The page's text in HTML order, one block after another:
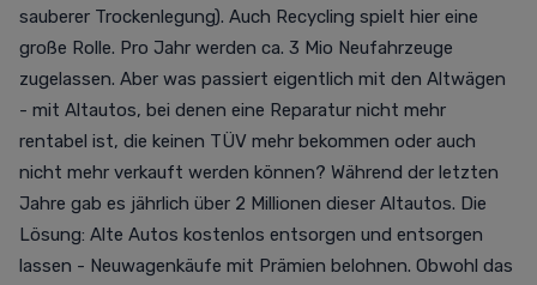
sauberer Trockenlegung). Auch Recycling spielt hier eine
große Rolle. Pro Jahr werden ca. 3 Mio Neufahrzeuge
zugelassen. Aber was passiert eigentlich mit den Altwägen
- mit Altautos, bei denen eine Reparatur nicht mehr
rentabel ist, die keinen TÜV mehr bekommen oder auch
nicht mehr verkauft werden können? Während der letzten
Jahre gab es jährlich über 2 Millionen dieser Altautos. Die
Lösung: Alte Autos kostenlos entsorgen und entsorgen
lassen - Neuwagenkäufe mit Prämien belohnen. Obwohl das